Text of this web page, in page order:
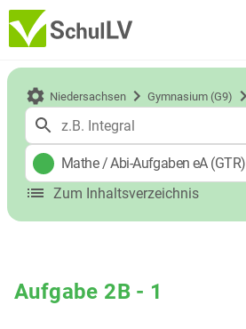
Niedersachsen Gymnasium (G9)
Mathe/Abi-Aufgaben eA (GTR)
Zum Inhaltsverzeichnis
Aufgabe 2B - 1